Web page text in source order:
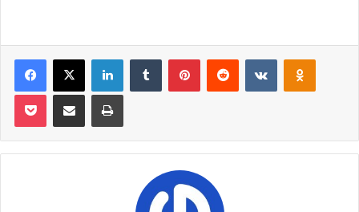
Facebook
X LinkedInTumblr PinterestReddit VKontakte
Pocket Share via Email Print